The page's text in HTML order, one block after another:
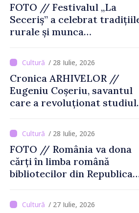
FOTO // Festivalul „La
Seceriș” a celebrat
rurale și munca
/ 28 Iulie, 2026
Cronica ARHIVELOR //
Eugeniu Coșeriu, savantul
care a revoluționat studiul
/ 28 Iulie, 2026
FOTO // România va dona
cărți în limba română
bibliotecilor din Republica
/ 27 Iulie, 2026